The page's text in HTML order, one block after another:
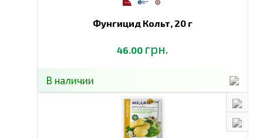
Фунгицид Кольт, 20 г
46.00 грн.
В наличии